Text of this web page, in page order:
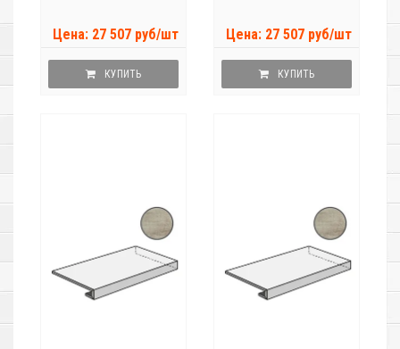
Цена: 27 507 руб/шт
КУПИТЬ
Цена: 27 507 руб/шт
КУПИТЬ